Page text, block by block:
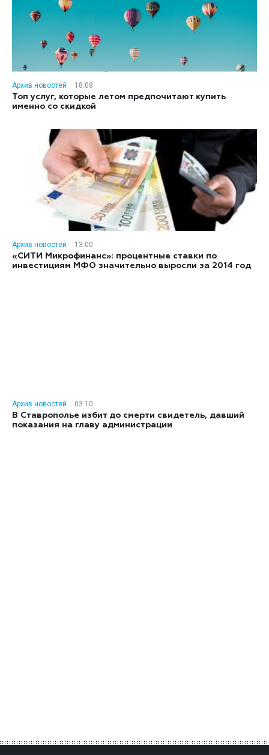
Архив новостей
18:08
Топ услуг, которые летом предпочитают купить
именно со скидкой
Архив новостей
13:00
«СИТИ Микрофинанс»: процентные ставки по
инвестициям МФО значительно выросли за 2014 год
Архив новостей
03:10
В Ставрополье избит до смерти свидетель, давший
показания на главу администрации